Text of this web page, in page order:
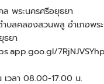
พระนครศรีอยุธยา
ลคลองสวนพลู อำเภอพร
ธยา
เวลา 08.00-17.00 น.